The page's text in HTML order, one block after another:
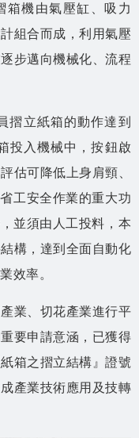
箱機由氣壓缸、吸力
組合而成，利用氣壓
步邁向機械化、流程
摺立紙箱的動作達到
投入機械中，按鈕啟
估可降低上身肩頸、
工安全作業的重大功
並須由人工投料，本
構，達到全面自動化
效率。
業、切花產業進行平
要申請意涵，已獲得
箱之摺立結構』證號
產業技術應用及技轉